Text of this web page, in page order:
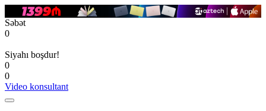
Səbət
0
Siyahı boşdur!
0
0
Video konsultant